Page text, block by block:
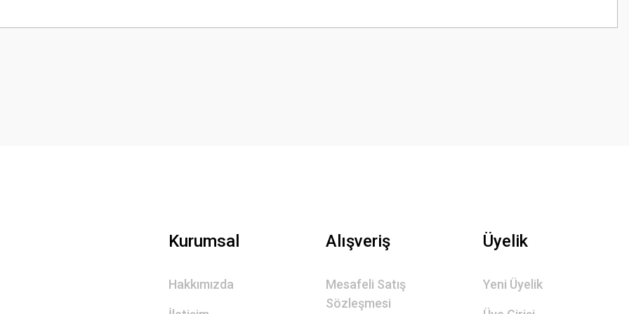
Kurumsal
Hakkımızda
Alışveriş
Mesafeli Satış
Sözleşmesi
Üyelik
Yeni Üyelik